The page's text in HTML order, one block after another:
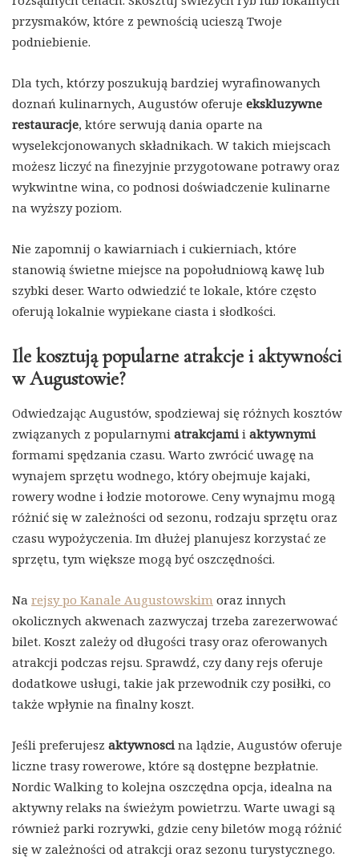
przysmaków, które z pewnością ucieszą Twoje
podniebienie.
Dla tych, którzy poszukują bardziej wyrafinowanych
doznań kulinarnych, Augustów oferuje ekskluzywne
restauracje, które serwują dania oparte na
wyselekcjonowanych składnikach. W takich miejscach
możesz liczyć na finezyjnie przygotowane potrawy oraz
wykwintne wina, co podnosi doświadczenie kulinarne
na wyższy poziom.
Nie zapomnij o kawiarniach i cukierniach, które
stanowią świetne miejsce na popołudniową kawę lub
szybki deser. Warto odwiedzić te lokale, które często
oferują lokalnie wypiekane ciasta i słodkości.
Ile kosztują popularne atrakcje i aktywności
w Augustowie?
Odwiedzając Augustów, spodziewaj się różnych kosztów
związanych z popularnymi atrakcjamii aktywnymi
formami spędzania czasu. Warto zwrócić uwagę na
wynajem sprzętu wodnego, który obejmuje kajaki,
rowery wodne i łodzie motorowe. Ceny wynajmu mogą
różnić się w zależności od sezonu, rodzaju sprzętu oraz
czasu wypożyczenia. Im dłużej planujesz korzystać ze
sprzętu, tym większe mogą być oszczędności.
Na rejsy po Kanale Augustowskim oraz innych
okolicznych akwenach zazwyczaj trzeba zarezerwować
bilet. Koszt zależy od długości trasy oraz oferowanych
atrakcji podczas rejsu. Sprawdź, czy dany rejs oferuje
dodatkowe usługi, takie jak przewodnik czy posiłki, co
także wpłynie na finalny koszt.
Jeśli preferujesz aktywnoscina lądzie, Augustów oferuje
liczne trasy rowerowe, które są dostępne bezpłatnie.
Nordic Walking to kolejna oszczędna opcja, idealna na
aktywny relaks na świeżym powietrzu. Warte uwagi są
również parki rozrywki, gdzie ceny biletów mogą różnić
się w zależności od atrakcji oraz sezonu turystycznego.